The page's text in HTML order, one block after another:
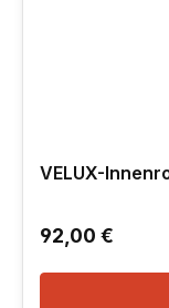
VELUX-
Regulärer
92,00 €